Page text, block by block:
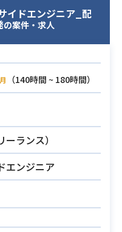
して数人の開発者
進めた経験
イドエンジニア_配
の案件・求人
（140時間 ~ 180時間）
ランス）
エンジニア